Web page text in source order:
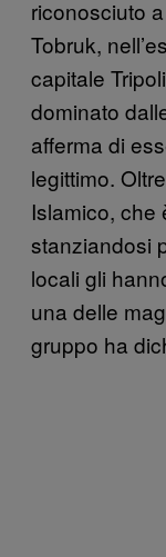
riconosciuto
Tobruk,
capitale
dominato
afferma di
legittimo.
Islamico,
stanziandosi
locali gli
una delle
gruppo ha